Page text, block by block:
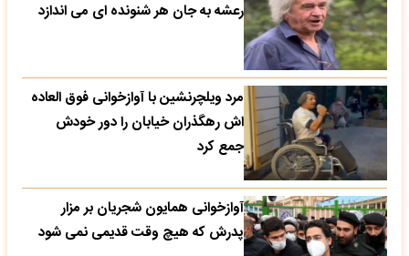
رعشه به جان هر شنونده ای می اندازد
مرد ویلچرنشین با آوازخوانی فوق العاده
اش رهگذران خیابان را دور خودش
جمع کرد
آوازخوانی همایون شجریان بر مزار
پدرش که هیچ وقت قدیمی نمی شود